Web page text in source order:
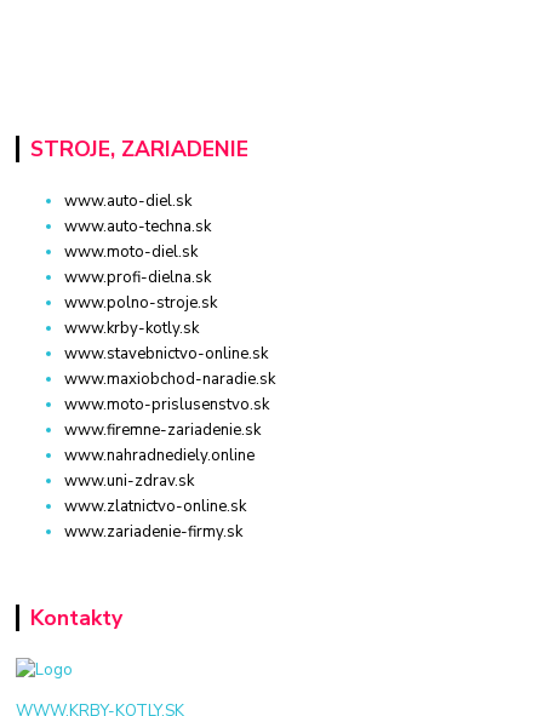
STROJE, ZARIADENIE
www.auto-diel.sk
www.auto-techna.sk
www.moto-diel.sk
www.profi-dielna.sk
www.polno-stroje.sk
www.krby-kotly.sk
www.stavebnictvo-online.sk
www.maxiobchod-naradie.sk
www.moto-prislusenstvo.sk
www.firemne-zariadenie.sk
www.nahradnediely.online
www.uni-zdrav.sk
www.zlatnictvo-online.sk
www.zariadenie-firmy.sk
Kontakty